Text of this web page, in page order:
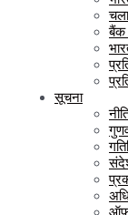
बैंक
सूचना